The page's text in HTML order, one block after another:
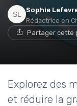
Sophie
Rédactrice en
Partager cette
Explorez des
et réduire la